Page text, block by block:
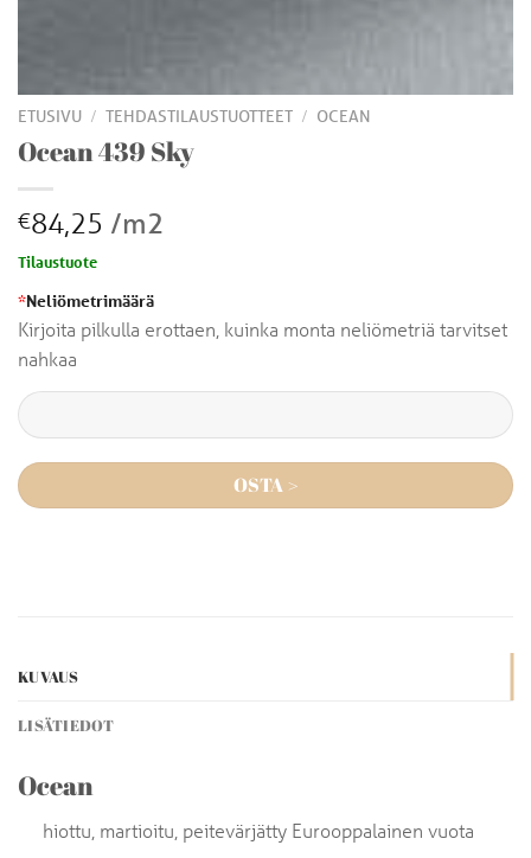
ETUSIVU / TEHDASTILAUSTUOTTEET / OCEAN
Ocean 439 Sky
€84,25 /m2
Tilaustuote
*Neliömetrimäärä
Kirjoita pilkulla erottaen, kuinka monta neliömetriä tarvitset
nahkaa
OSTA >
KUVAUS
LISÄTIEDOT
Ocean
hiottu, martioitu, peitevärjätty Eurooppalainen vuota